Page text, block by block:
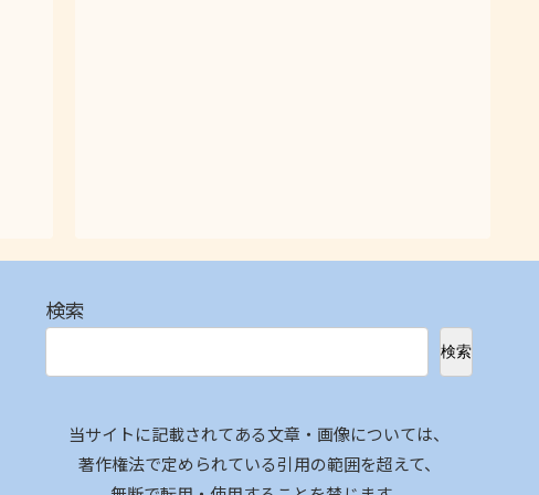
検索
検索
当サイトに記載されてある文章・画像については、
著作権法で定められている引用の範囲を超えて、